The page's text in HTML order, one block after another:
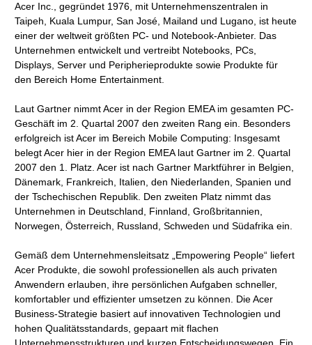
Acer Inc., gegründet 1976, mit Unternehmenszentralen in
Taipeh, Kuala Lumpur, San José, Mailand und Lugano, ist heute
einer der weltweit größten PC- und Notebook-Anbieter. Das
Unternehmen entwickelt und vertreibt Notebooks, PCs,
Displays, Server und Peripherieprodukte sowie Produkte für
den Bereich Home Entertainment.
Laut Gartner nimmt Acer in der Region EMEA im gesamten PC-
Geschäft im 2. Quartal 2007 den zweiten Rang ein. Besonders
erfolgreich ist Acer im Bereich Mobile Computing: Insgesamt
belegt Acer hier in der Region EMEA laut Gartner im 2. Quartal
2007 den 1. Platz. Acer ist nach Gartner Marktführer in Belgien,
Dänemark, Frankreich, Italien, den Niederlanden, Spanien und
der Tschechischen Republik. Den zweiten Platz nimmt das
Unternehmen in Deutschland, Finnland, Großbritannien,
Norwegen, Österreich, Russland, Schweden und Südafrika ein.
Gemäß dem Unternehmensleitsatz „Empowering People“ liefert
Acer Produkte, die sowohl professionellen als auch privaten
Anwendern erlauben, ihre persönlichen Aufgaben schneller,
komfortabler und effizienter umsetzen zu können. Die Acer
Business-Strategie basiert auf innovativen Technologien und
hohen Qualitätsstandards, gepaart mit flachen